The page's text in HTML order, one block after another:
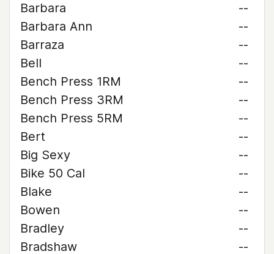
Barbara
--
Barbara Ann
--
Barraza
--
Bell
--
Bench Press 1RM
--
Bench Press 3RM
--
Bench Press 5RM
--
Bert
--
Big Sexy
--
Bike 50 Cal
--
Blake
--
Bowen
--
Bradley
--
Bradshaw
--